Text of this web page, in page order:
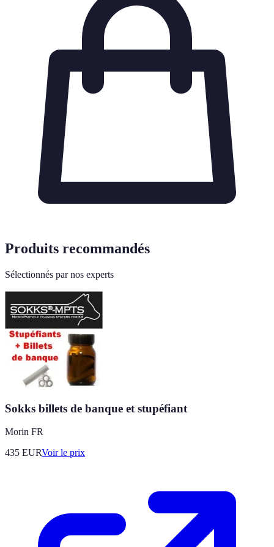
Produits recommandés
Sélectionnés par nos experts
Sokks billets de banque et stupéfiant
Morin FR
435 EURVoir le prix